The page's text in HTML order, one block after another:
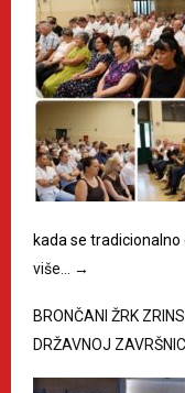
kada se tradicionalno
više…
→
BRONČANI ŽRK
DRŽAVNOJ ZAVRŠNICI